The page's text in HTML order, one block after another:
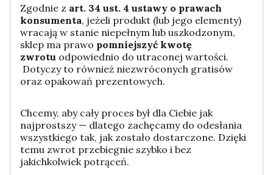
Zgodnie z art. 34 ust. 4 ustawy o prawach
konsumenta, jeżeli produkt (lub jego elementy)
wracają w stanie niepełnym lub uszkodzonym,
sklep ma prawo pomniejszyć kwotę
zwrotu odpowiednio do utraconej wartości.
Dotyczy to również niezwróconych gratisów
oraz opakowań prezentowych.
Chcemy, aby cały proces był dla Ciebie jak
najprostszy — dlatego zachęcamy do odesłania
wszystkiego tak, jak zostało dostarczone. Dzięki
temu zwrot przebiegnie szybko i bez
jakichkolwiek potrąceń.